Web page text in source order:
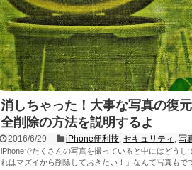
消しちゃった！大事な写真の復
全削除の方法を説明するよ
2016/6/29 iPhone便利技 ,セキュリティ ,写
iPhoneでたくさんの写真を撮っていると中にはどうし
れはマズイから削除しておきたい！」なんて写真もで